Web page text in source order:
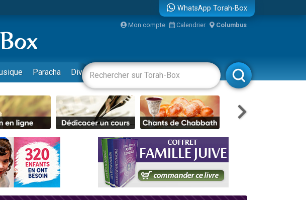
Pour les Enfants
un appartement insalubre
aux Orphelins
WhatsApp Torah-Box
Mon compte Calendrier Columbus
Paracha Divertissements Livres Rabbanim